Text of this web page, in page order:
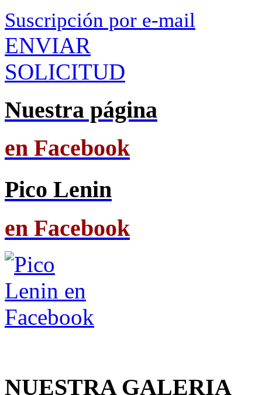
Suscripción por e-mail
ENVIAR
SOLICITUD
Nuestra página
en Facebook
Pico Lenin
en Facebook
NUESTRA GALERIA